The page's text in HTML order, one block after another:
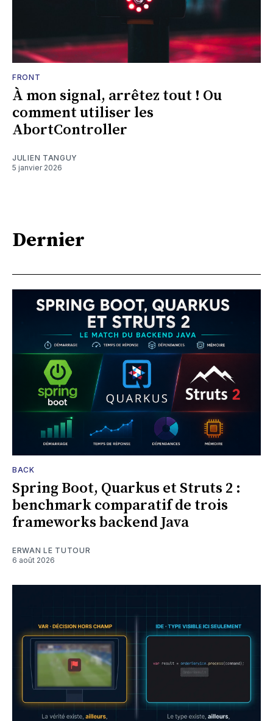
FRONT
À mon signal, arrêtez tout ! Ou
comment utiliser les
AbortController
JULIEN TANGUY
5 janvier 2026
Dernier
BACK
Spring Boot, Quarkus et Struts 2 :
benchmark comparatif de trois
frameworks backend Java
ERWAN LE TUTOUR
6 août 2026